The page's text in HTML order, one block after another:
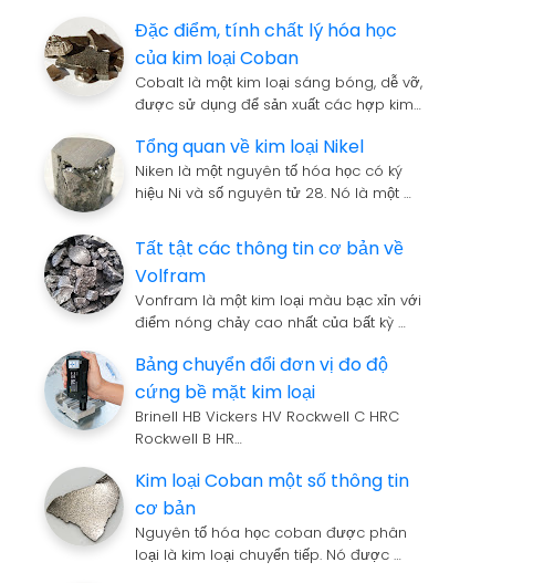
Đặc điểm, tính chất lý hóa học
của kim loại Coban
Cobalt là một kim loại sáng bóng, dễ vỡ,
được sử dụng để sản xuất các hợp kim…
Tổng quan về kim loại Nikel
Niken là một nguyên tố hóa học có ký
hiệu Ni và số nguyên tử 28. Nó là một …
Tất tật các thông tin cơ bản về
Volfram
Vonfram là một kim loại màu bạc xỉn với
điểm nóng chảy cao nhất của bất kỳ …
Bảng chuyển đổi đơn vị đo độ
cứng bề mặt kim loại
Brinell HB Vickers HV Rockwell C HRC
Rockwell B HR…
Kim loại Coban một số thông tin
cơ bản
Nguyên tố hóa học coban được phân
loại là kim loại chuyển tiếp. Nó được …